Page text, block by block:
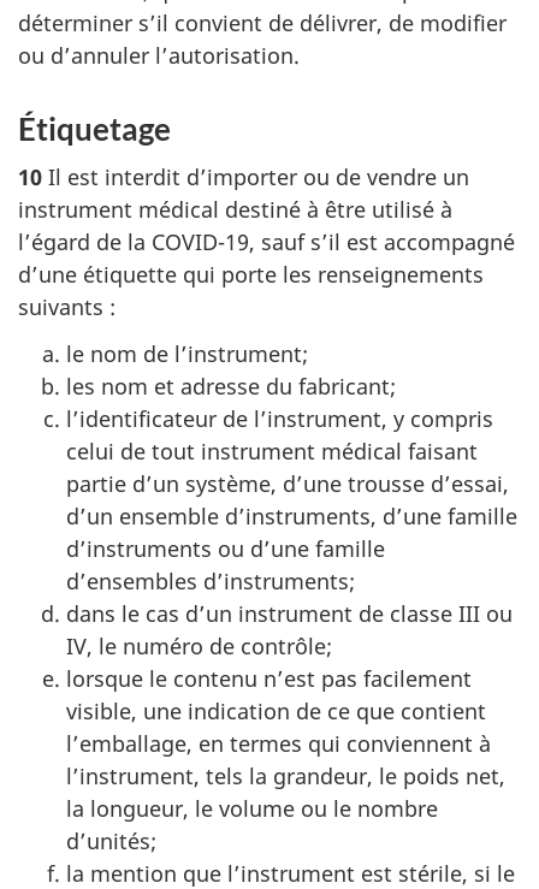
déterminer s’il convient de délivrer, de modifier
ou d’annuler l’autorisation.
Étiquetage
10 Il est interdit d’importer ou de vendre un
instrument médical destiné à être utilisé à
l’égard de la COVID-19, sauf s’il est accompagné
d’une étiquette qui porte les renseignements
suivants :
le nom de l’instrument;
les nom et adresse du fabricant;
l’identificateur de l’instrument, y compris
celui de tout instrument médical faisant
partie d’un système, d’une trousse d’essai,
d’un ensemble d’instruments, d’une famille
d’instruments ou d’une famille
d’ensembles d’instruments;
dans le cas d’un instrument de classe III ou
IV, le numéro de contrôle;
lorsque le contenu n’est pas facilement
visible, une indication de ce que contient
l’emballage, en termes qui conviennent à
l’instrument, tels la grandeur, le poids net,
la longueur, le volume ou le nombre
d’unités;
la mention que l’instrument est stérile, si le